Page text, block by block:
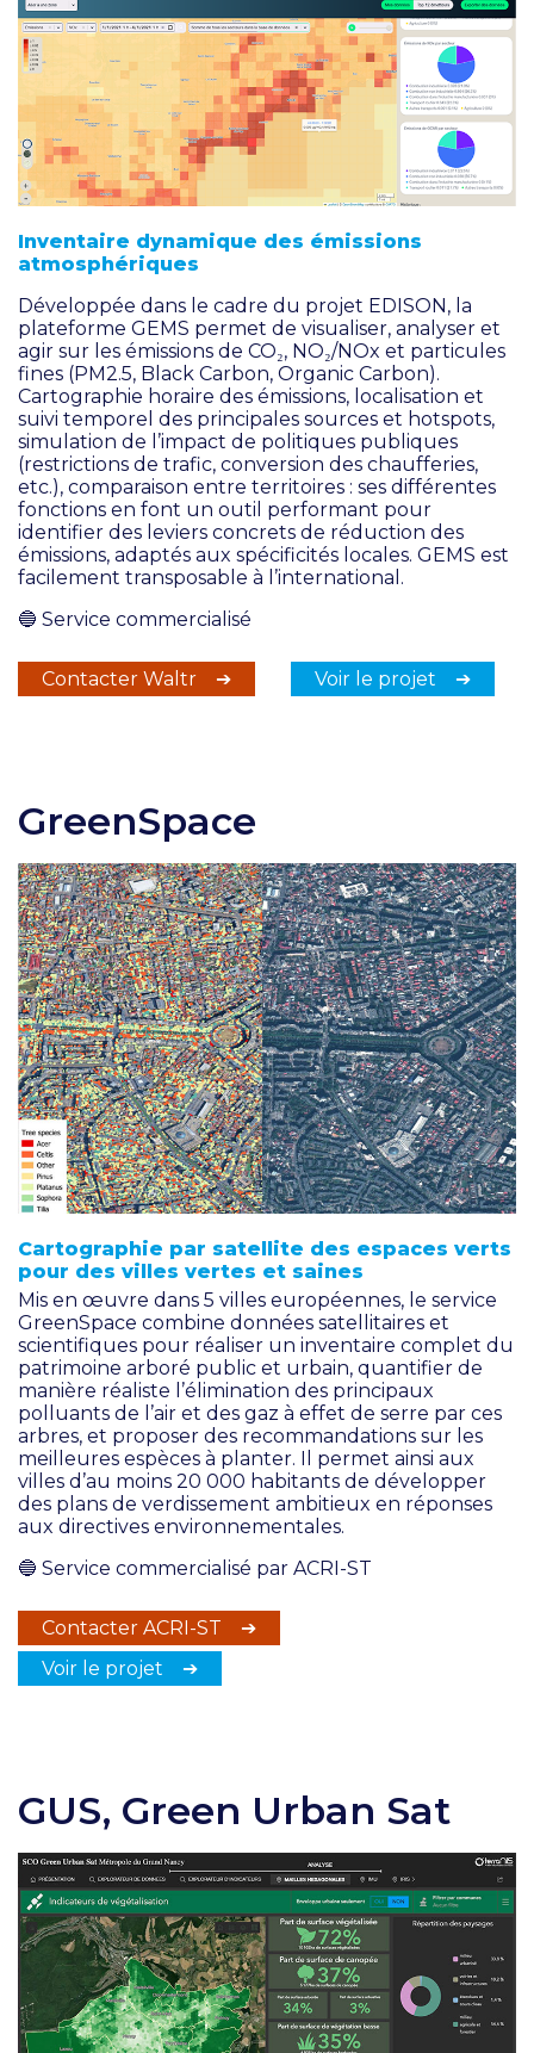
Inventaire dynamique des émissions
atmosphériques
Développée dans le cadre du projet EDISON, la
plateforme GEMS permet de visualiser, analyser et
agir sur les émissions de CO₂, NO₂/NOx et particules
fines (PM2.5, Black Carbon, Organic Carbon).
Cartographie horaire des émissions, localisation et
suivi temporel des principales sources et hotspots,
simulation de l’impact de politiques publiques
(restrictions de trafic, conversion des chaufferies,
etc.), comparaison entre territoires : ses différentes
fonctions en font un outil performant pour
identifier des leviers concrets de réduction des
émissions, adaptés aux spécificités locales. GEMS est
facilement transposable à l’international.
🔵 Service commercialisé
Contacter Waltr ➔ Voir le projet ➔
GreenSpace
Cartographie par satellite des espaces verts
pour des villes vertes et saines
Mis en œuvre dans 5 villes européennes, le service
GreenSpace combine données satellitaires et
scientifiques pour réaliser un inventaire complet du
patrimoine arboré public et urbain, quantifier de
manière réaliste l’élimination des principaux
polluants de l’air et des gaz à effet de serre par ces
arbres, et proposer des recommandations sur les
meilleures espèces à planter. Il permet ainsi aux
villes d’au moins 20 000 habitants de développer
des plans de verdissement ambitieux en réponses
aux directives environnementales.
🔵 Service commercialisé par ACRI-ST
Contacter ACRI-ST ➔
Voir le projet ➔
GUS, Green Urban Sat